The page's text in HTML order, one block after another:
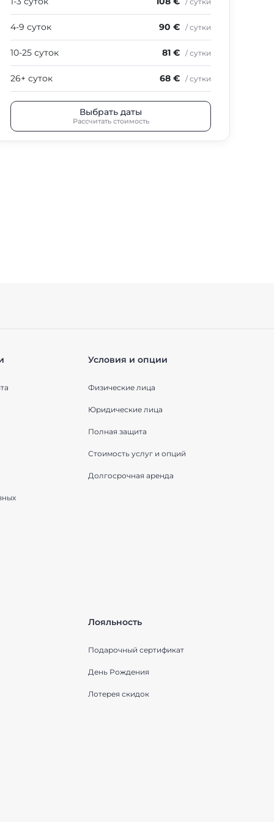
4-9 суток 90 € / сутки
10-25 суток 81 € / сутки
26+ суток 68 € / сутки
Выбрать даты
Рассчитать стоимость
Условия и опции
Физические лица
Юридические лица
Полная защита
Стоимость услуг и опций
Долгосрочная аренда
Лояльность
Подарочный сертификат
День Рождения
Лотерея скидок